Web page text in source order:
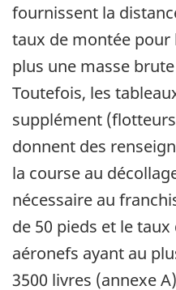
fournissent la
taux de montée pour
plus une masse
Toutefois, les
supplément
donnent des
la course au
nécessaire au
de 50 pieds et le
aéronefs ayant au
3500 livres (annexe